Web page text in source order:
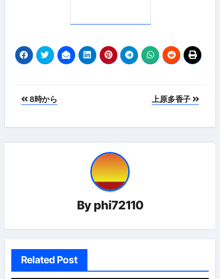
投
ョ
ン
8時から 上原多香子
By phi72110
Related Post